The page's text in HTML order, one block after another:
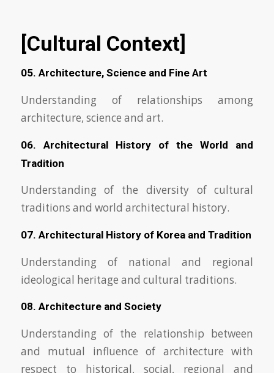
[Cultural Context]
05. Architecture, Science and Fine Art
Understanding of relationships among
architecture, science and art.
06. Architectural History of the World and
Tradition
Understanding of the diversity of cultural
traditions and world architectural history.
07. Architectural History of Korea and Tradition
Understanding of national and regional
ideological heritage and cultural traditions.
08. Architecture and Society
Understanding of the relationship between
and mutual influence of architecture with
respect to historical, social, regional and